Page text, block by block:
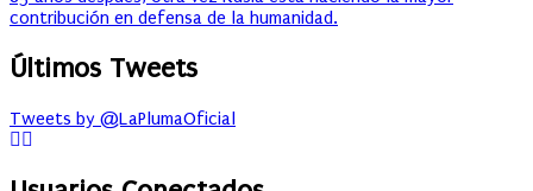
contribución en defensa de la humanidad.
Últimos Tweets
Tweets by @LaPlumaOficial